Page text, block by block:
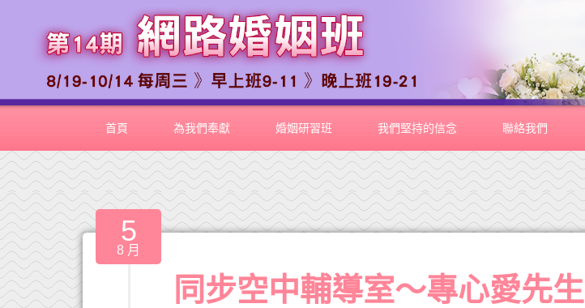
首頁 為我們奉獻 婚姻研習班 我們堅持的信念 聯絡我們
5
8 月
同步空中輔導室～專心愛先生